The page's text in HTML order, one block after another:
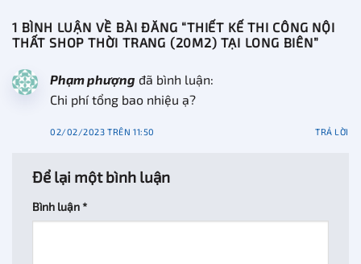
1 BÌNH LUẬN VỀ BÀI ĐĂNG “THIẾT KẾ THI CÔNG NỘI
THẤT SHOP THỜI TRANG (20M2) TẠI LONG BIÊN”
Phạm phượng đã bình luận:
Chi phí tổng bao nhiệu ạ?
02/02/2023 TRÊN 11:50 TRẢ LỜI
Để lại một bình luận
Bình luận *